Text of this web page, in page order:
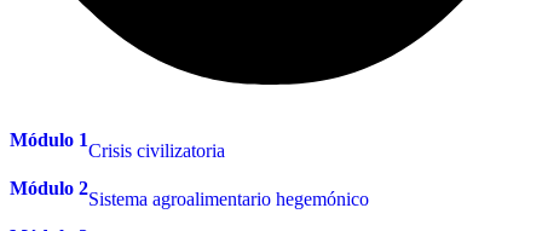
Módulo 1
Crisis civilizatoria
Módulo 2
Sistema agroalimentario hegemónico